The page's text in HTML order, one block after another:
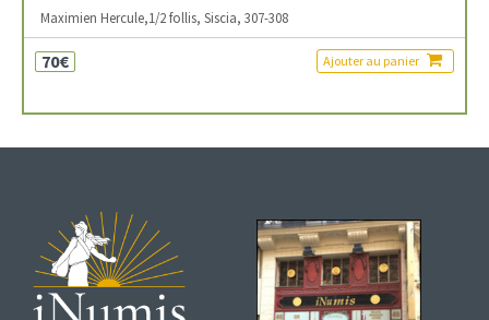
Maximien Hercule,1/2 follis, Siscia, 307-308
70€ Ajouter au panier